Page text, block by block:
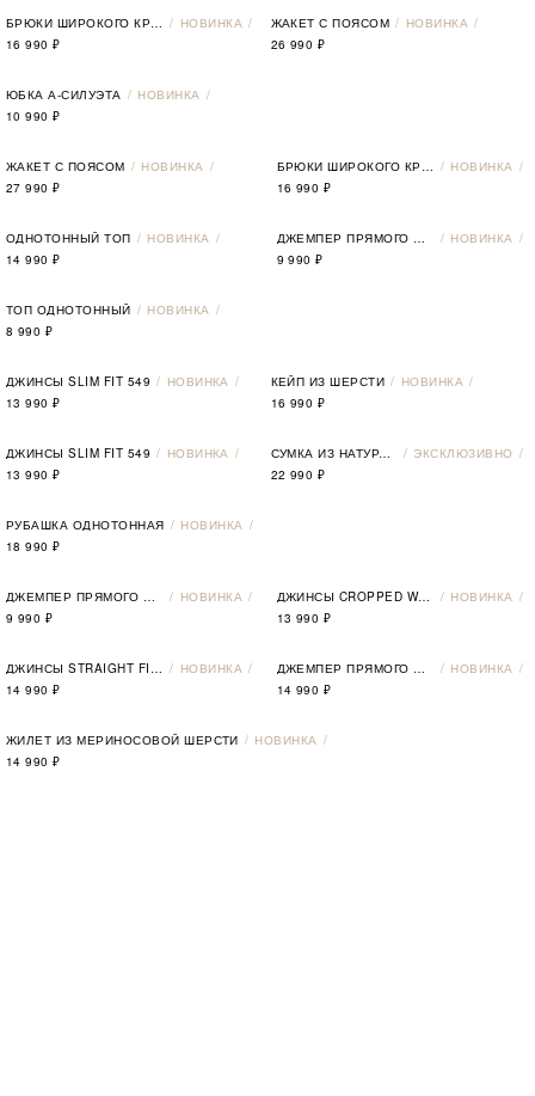
БРЮКИ ШИРОКОГО КРОЯ
НОВИНКА
16 990 ₽
ЖАКЕТ С ПОЯСОМ
НОВИНКА
26 990 ₽
ЮБКА А-СИЛУЭТА
НОВИНКА
10 990 ₽
ЖАКЕТ С ПОЯСОМ
НОВИНКА
27 990 ₽
БРЮКИ ШИРОКОГО КРОЯ
НОВИНКА
16 990 ₽
ОДНОТОННЫЙ ТОП
НОВИНКА
14 990 ₽
ДЖЕМПЕР ПРЯМОГО СИЛУЭТА
НОВИНКА
9 990 ₽
ТОП ОДНОТОННЫЙ
НОВИНКА
8 990 ₽
ДЖИНСЫ SLIM FIT 549
НОВИНКА
13 990 ₽
КЕЙП ИЗ ШЕРСТИ
НОВИНКА
16 990 ₽
ДЖИНСЫ SLIM FIT 549
НОВИНКА
13 990 ₽
СУМКА ИЗ НАТУРАЛЬНОЙ КОЖИ
ЭКСКЛЮЗИВНО
22 990 ₽
РУБАШКА ОДНОТОННАЯ
НОВИНКА
18 990 ₽
ДЖЕМПЕР ПРЯМОГО СИЛУЭТА
НОВИНКА
9 990 ₽
ДЖИНСЫ CROPPED WIDE LEG 522
НОВИНКА
13 990 ₽
ДЖИНСЫ STRAIGHT FIT 273
НОВИНКА
14 990 ₽
ДЖЕМПЕР ПРЯМОГО СИЛУЭТА
НОВИНКА
14 990 ₽
ЖИЛЕТ ИЗ МЕРИНОСОВОЙ ШЕРСТИ
НОВИНКА
14 990 ₽